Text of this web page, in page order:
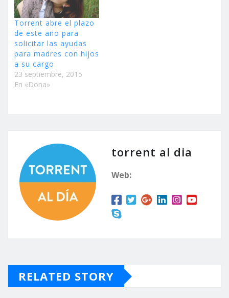
Torrent abre el plazo
de este año para
solicitar las ayudas
para madres con hijos
a su cargo
23 septiembre, 2015
En «Dona»
torrent al dia
Web:
RELATED STORY